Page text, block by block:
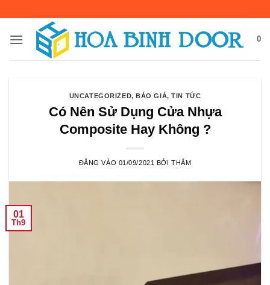
nội
0
UNCATEGORIZED,BÁO GIÁ,TIN TỨC
Có Nên Sử Dụng Cửa Nhựa
Composite Hay Không ?
ĐĂNG VÀO 01/09/2021 BỞITHẮM
01
Th9